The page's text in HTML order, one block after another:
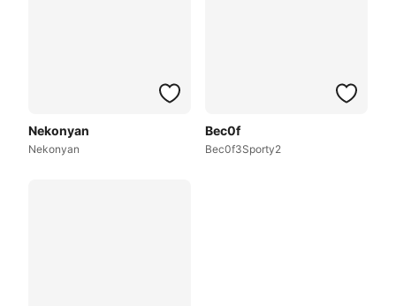
Nekonyan
Nekonyan
Bec0f
Bec0f3Sporty2